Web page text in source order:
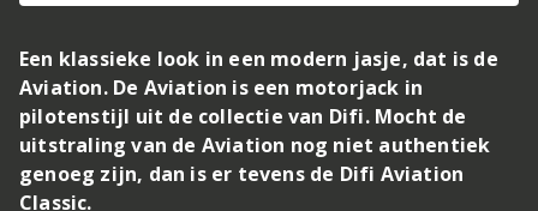
Een klassieke look in een modern jasje, dat is de
Aviation. De Aviation is een motorjack in
pilotenstijl uit de collectie van Difi. Mocht de
uitstraling van de Aviation nog niet authentiek
genoeg zijn, dan is er tevens de Difi Aviation
Classic.